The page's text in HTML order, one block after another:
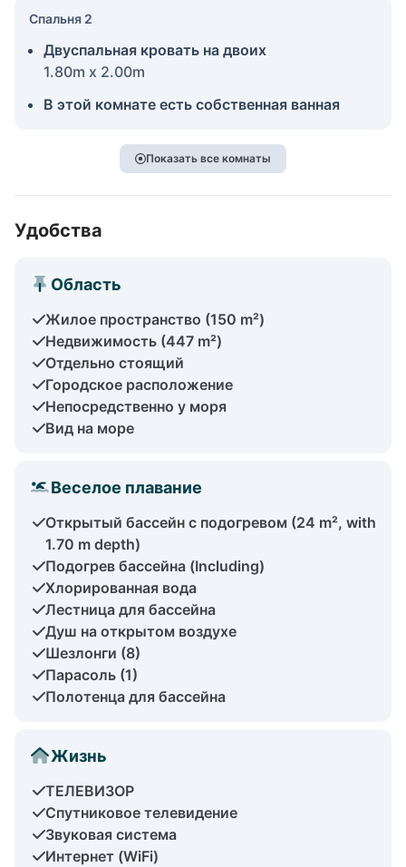
Спальня 2
Двуспальная кровать на двоих
1.80m x 2.00m
В этой комнате есть собственная ванная
Показать все комнаты
Удобства
Область
Жилое пространство (150 m²)
Недвижимость (447 m²)
Отдельно стоящий
Городское расположение
Непосредственно у моря
Вид на море
Веселое плавание
Открытый бассейн с подогревом (24 m², with
1.70 m depth)
Подогрев бассейна (Including)
Хлорированная вода
Лестница для бассейна
Душ на открытом воздухе
Шезлонги (8)
Парасоль (1)
Полотенца для бассейна
Жизнь
ТЕЛЕВИЗОР
Спутниковое телевидение
Звуковая система
Интернет (WiFi)